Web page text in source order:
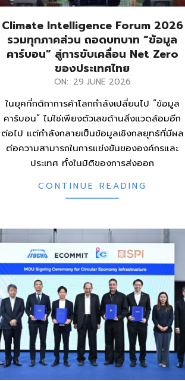
Climate Intelligence Forum 2026
รวมทุกภาคส่วน ถอดบทบาท “ข้อมูล
คาร์บอน” สู่การขับเคลื่อน Net Zero
ของประเทศไทย
06-
ON: 29 JUNE 2026
ในยุคที่กติกาการค้าโลกกำลังเปลี่ยนไป “ข้อมูล
คาร์บอน” ไม่ใช่เพียงตัวเลขด้านสิ่งแวดล้อมอีก
ต่อไป แต่กำลังกลายเป็นข้อมูลเชิงกลยุทธ์ที่มีผล
ต่อความสามารถในการแข่งขันขององค์กรและ
ประเทศ ทั้งในมิติของการส่งออก
CONTINUE READING